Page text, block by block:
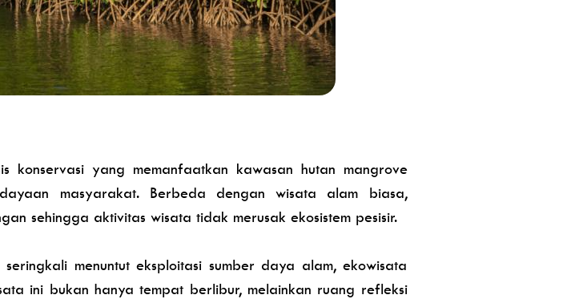
konservasi yang memanfaatkan kawasan hutan mangrove
masyarakat. Berbeda dengan wisata alam biasa,
sehingga aktivitas wisata tidak merusak ekosistem pesisir.
menuntut eksploitasi sumber daya alam, ekowisata
ini bukan hanya tempat berlibur, melainkan ruang refleksi